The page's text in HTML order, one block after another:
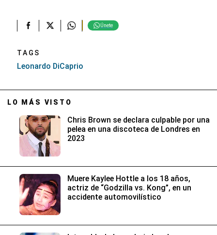
Únete
TAGS
Leonardo DiCaprio
LO MÁS VISTO
Chris Brown se declara culpable por una
pelea en una discoteca de Londres en
2023
Muere Kaylee Hottle a los 18 años,
actriz de “Godzilla vs. Kong”, en un
accidente automovilístico